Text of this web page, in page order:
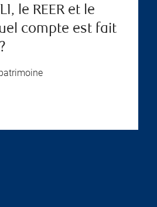
le REER et le
compte est fait